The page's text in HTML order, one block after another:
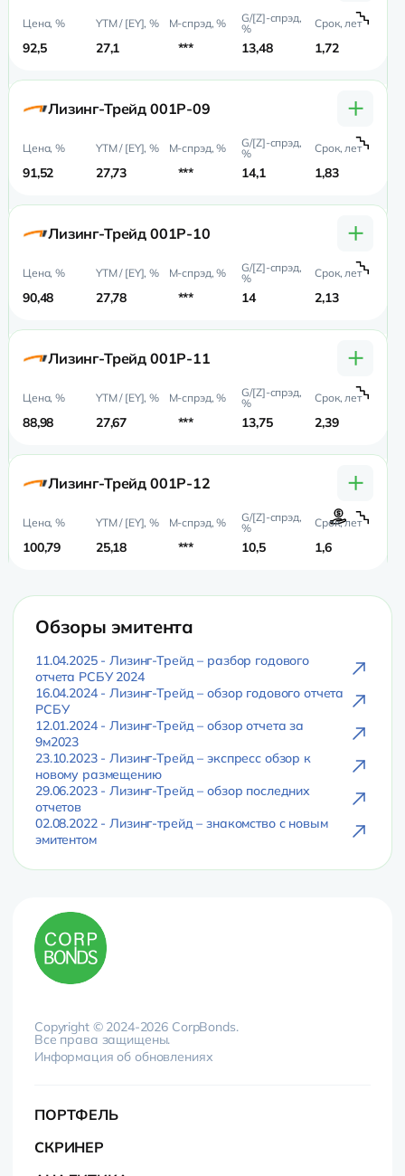
92,5 27,1 *** 13,48 1,72
Лизинг-Трейд 001P-09 +
91,52 27,73 *** 14,1 1,83
Лизинг-Трейд 001P-10 +
90,48 27,78 *** 14 2,13
Лизинг-Трейд 001P-11 +
88,98 27,67 *** 13,75 2,39
Лизинг-Трейд 001P-12 +
100,79 25,18 *** 10,5 1,6
Обзоры эмитента
11.04.2025 - Лизинг-Трейд – разбор годового
отчета РСБУ 2024
16.04.2024 - Лизинг-Трейд – обзор годового отчета
РСБУ
12.01.2024 - Лизинг-Трейд – обзор отчета за
9м2023
23.10.2023 - Лизинг-Трейд – экспресс обзор к
новому размещению
29.06.2023 - Лизинг-Трейд – обзор последних
отчетов
02.08.2022 - Лизинг-трейд – знакомство с новым
эмитентом
Copyright © 2024-2026 CorpBonds.
Все права защищены.
Информация об обновлениях
ПОРТФЕЛЬ
СКРИНЕР